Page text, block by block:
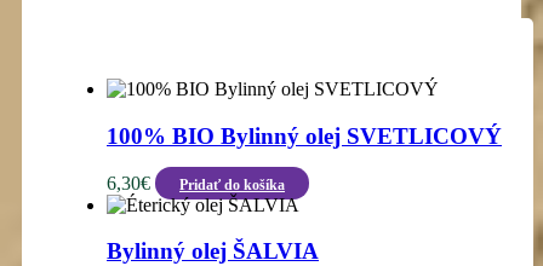
100% BIO Bylinný olej SVETLICOVÝ
6,30€ Pridať do košíka
Bylinný olej ŠALVIA